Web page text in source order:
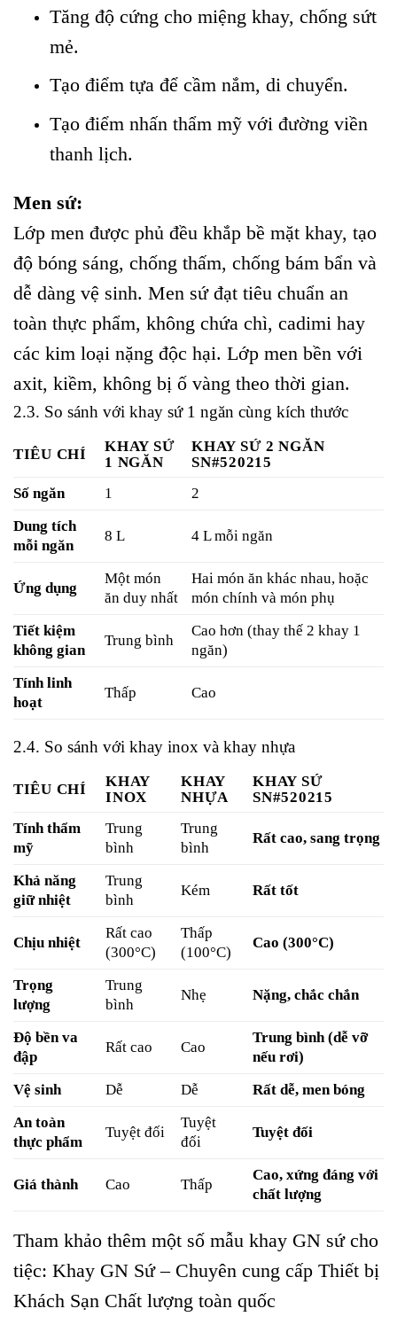
Tăng độ cứng cho miệng khay, chống sứt
mẻ.
Tạo điểm tựa để cầm nắm, di chuyển.
Tạo điểm nhấn thẩm mỹ với đường viền
thanh lịch.
Men sứ:
Lớp men được phủ đều khắp bề mặt khay, tạo
độ bóng sáng, chống thấm, chống bám bẩn và
dễ dàng vệ sinh. Men sứ đạt tiêu chuẩn an
toàn thực phẩm, không chứa chì, cadimi hay
các kim loại nặng độc hại. Lớp men bền với
axit, kiềm, không bị ố vàng theo thời gian.
2.3. So sánh với khay sứ 1 ngăn cùng kích thước
TIÊU CHÍ
KHAY SỨ
1 NGĂN
KHAY SỨ 2 NGĂN
SN#520215
Số ngăn
1
2
Dung tích
mỗi ngăn
8 L 4 L mỗi ngăn
Ứng dụng
Một món
ăn duy nhất
Hai món ăn khác nhau, hoặc
món chính và món phụ
Tiết kiệm
không gian
Trung bình
Cao hơn (thay thế 2 khay 1
ngăn)
Tính linh
hoạt
Thấp Cao
2.4. So sánh với khay inox và khay nhựa
TIÊU CHÍ
KHAY
INOX
KHAY
NHỰA
KHAY SỨ
SN#520215
Tính thẩm
mỹ
Trung
bình
Trung
bình
Rất cao, sang trọng
Khả năng
giữ nhiệt
Trung
bình
Kém Rất tốt
Chịu nhiệt
Rất cao
(300°C)
Thấp
(100°C)
Cao (300°C)
Trọng
lượng
Trung
bình
Nhẹ Nặng, chắc chắn
Độ bền va
đập
Rất cao Cao
Trung bình (dễ vỡ
nếu rơi)
Vệ sinh
Dễ Dễ
Rất dễ, men bóng
An toàn
thực phẩm
Tuyệt đối
Tuyệt
đối
Tuyệt đối
Giá thành Cao Thấp
Cao, xứng đáng với
chất lượng
Tham khảo thêm một số mẫu khay GN sứ cho
tiệc: Khay GN Sứ – Chuyên cung cấp Thiết bị
Khách Sạn Chất lượng toàn quốc